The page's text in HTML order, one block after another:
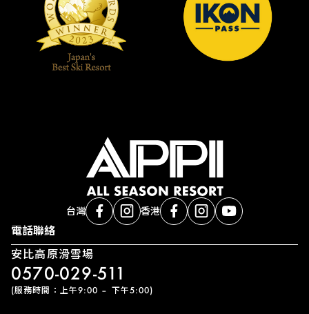
台灣 香港
電話聯絡
安比高原滑雪場
0570-029-511
(服務時間：上午9:00 – 下午5:00)